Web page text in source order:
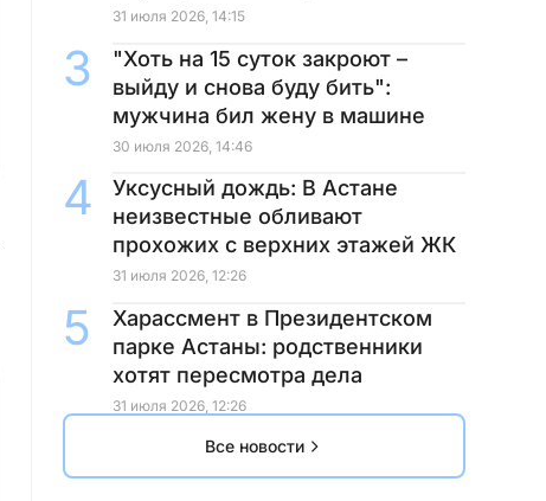
31 июля 2026, 14:15
"Хоть на 15 суток закроют –
выйду и снова буду бить":
мужчина бил жену в машине
30 июля 2026, 14:46
Уксусный дождь: В Астане
неизвестные обливают
прохожих с верхних этажей ЖК
31 июля 2026, 12:26
Харассмент в Президентском
парке Астаны: родственники
хотят пересмотра дела
31 июля 2026, 12:26
Все новости